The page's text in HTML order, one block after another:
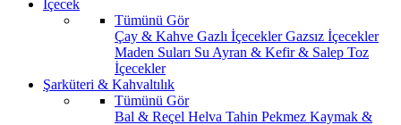
İçecek
Tümünü Gör
Çay & Kahve Gazlı İçeceklerGazsız İçecekler
Maden Suları Su Ayran & Kefir & Salep Toz
İçecekler
Şarküteri & Kahvaltılık
Tümünü Gör
Bal & Reçel Helva Tahin Pekmez Kaymak &